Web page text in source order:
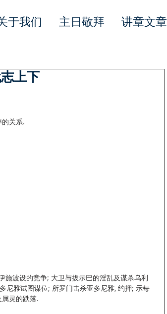
于我们 主日敬拜 讲章文章
上下
关系.
施波设的竞争; 大卫与拔示巴的淫乱及谋杀乌利
尼雅试图谋位; 所罗门击杀亚多尼雅, 约押; 示每
灵的跌落.